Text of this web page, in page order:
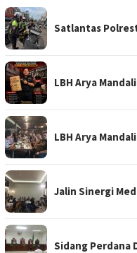
Satlantas
LBH Arya
LBH Arya
Jalin Sinergi
Sidang Perdana